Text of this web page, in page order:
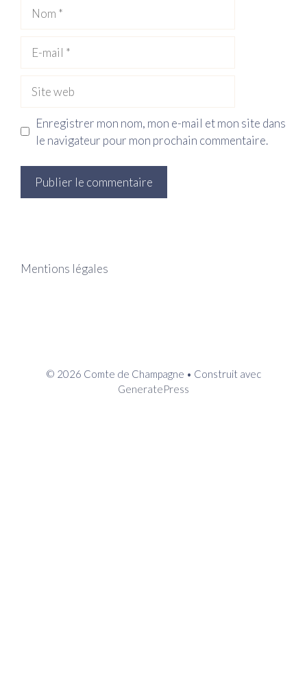
mail
web
Enregistrer mon nom, mon e-mail et mon site dans
le navigateur pour mon prochain commentaire.
Mentions légales
© 2026 Comte de Champagne • Construit avec
GeneratePress